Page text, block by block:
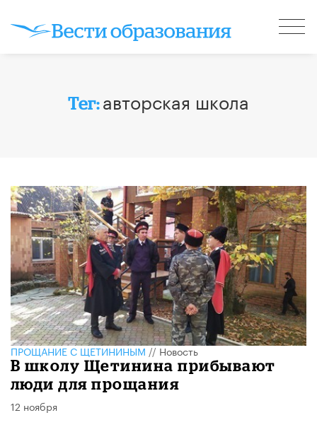
Тег:авторская школа
ПРОЩАНИЕ С ЩЕТИНИНЫМ//Новость
В школу Щетинина прибывают
люди для прощания
12 ноября